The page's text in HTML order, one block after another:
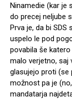
Ninamedie (kar je
do precej neljube
Prva je, da bi SDS
uspelo le pod
povabila še
malo verjetno, saj
glasujejo proti (se
možnost pa je
mandatarja